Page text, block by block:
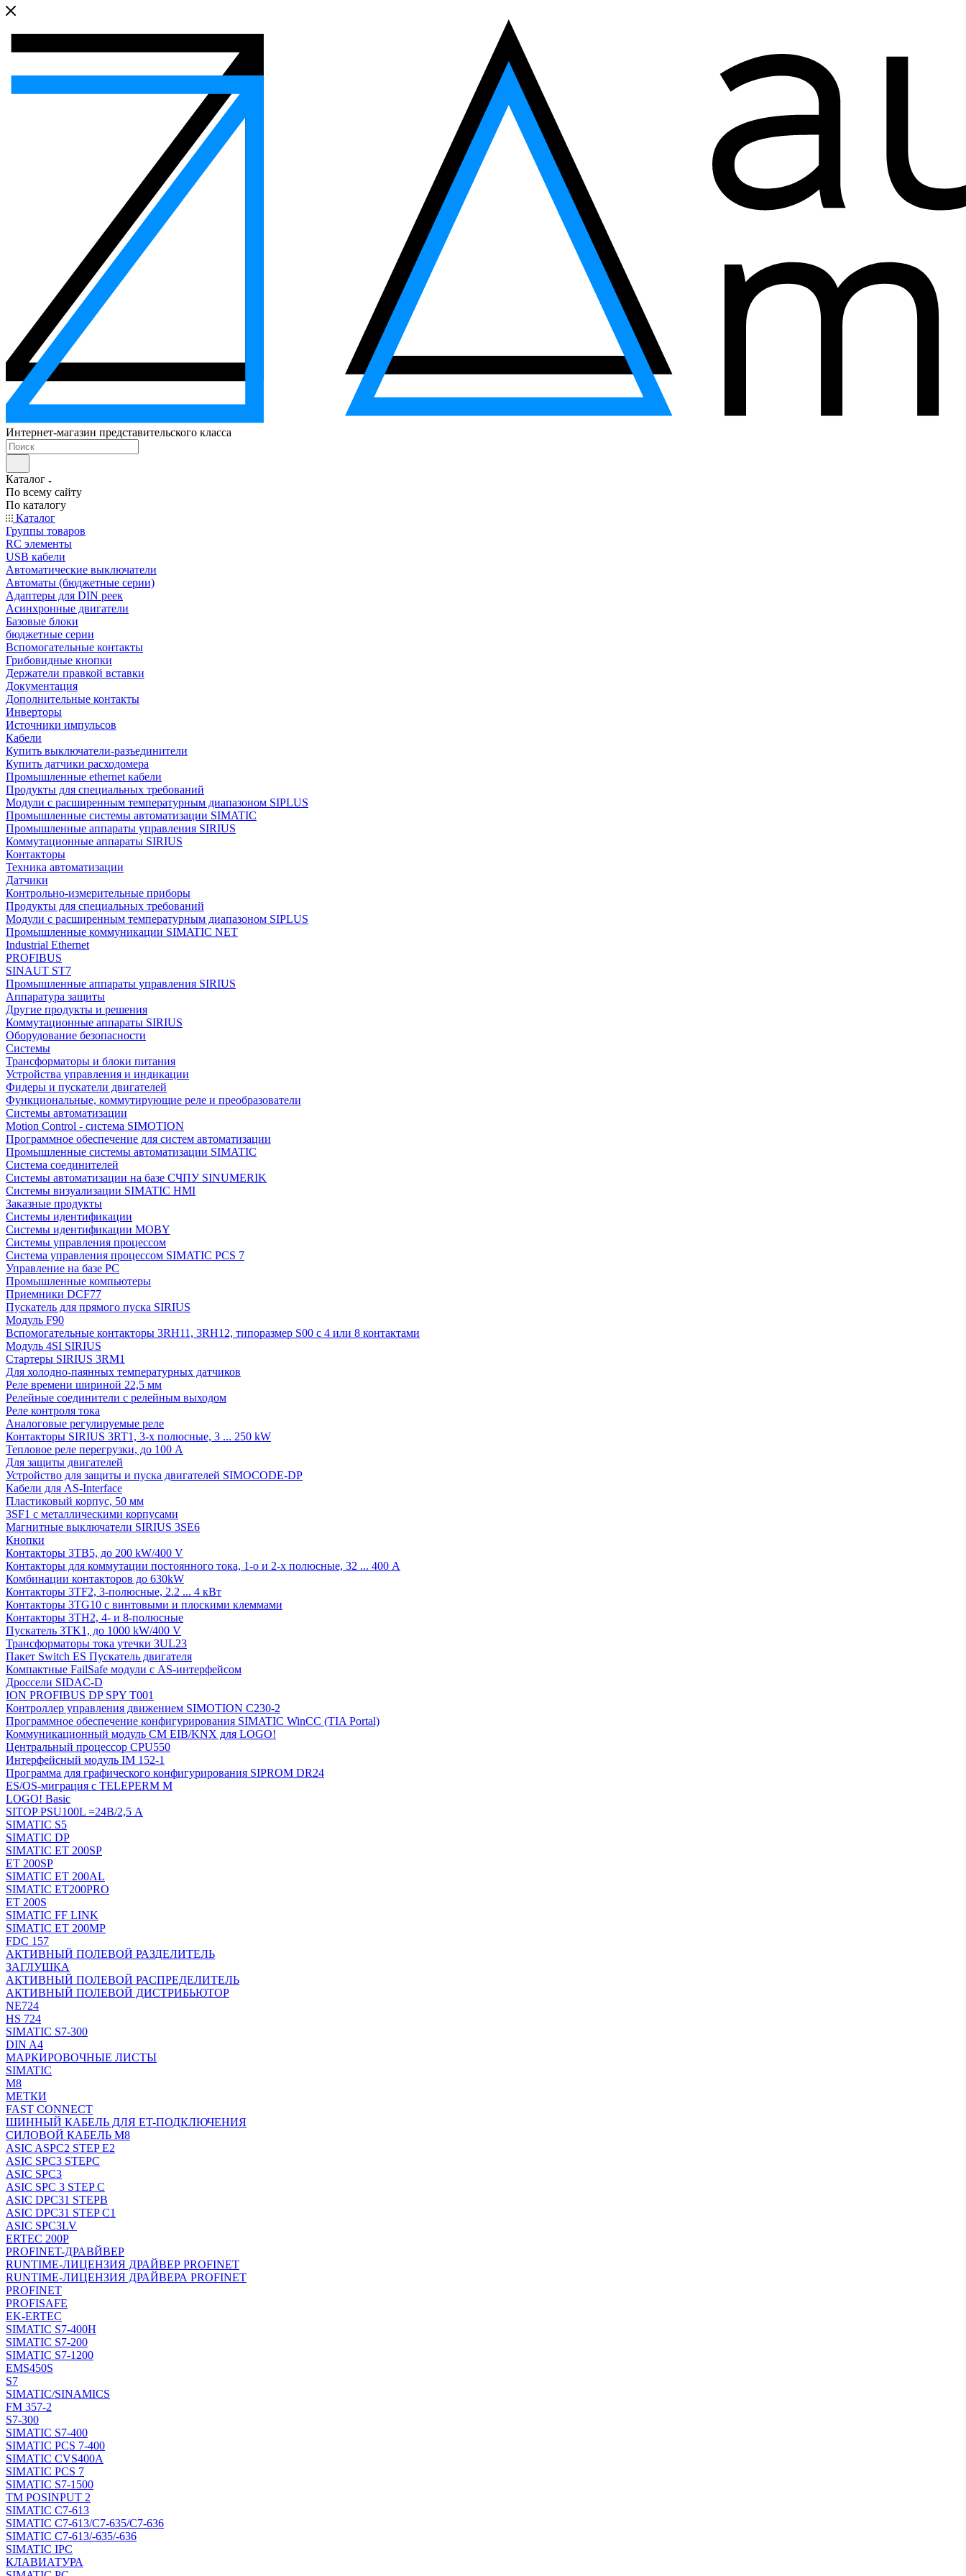
Интернет-магазин представительского класса
Каталог
По всему сайту
По каталогу
Каталог
Группы товаров
RC элементы
USB кабели
Автоматические выключатели
Автоматы (бюджетные серии)
Адаптеры для DIN реек
Асинхронные двигатели
Базовые блоки
бюджетные серии
Вспомогательные контакты
Грибовидные кнопки
Держатели правкой вставки
Документация
Дополнительные контакты
Инверторы
Источники импульсов
Кабели
Купить выключатели-разъединители
Купить датчики расходомера
Промышленные ethernet кабели
Продукты для специальных требований
Модули с расширенным температурным диапазоном SIPLUS
Промышленные системы автоматизации SIMATIC
Промышленные аппараты управления SIRIUS
Коммутационные аппараты SIRIUS
Контакторы
Техника автоматизации
Датчики
Контрольно-измерительные приборы
Продукты для специальных требований
Модули с расширенным температурным диапазоном SIPLUS
Промышленные коммуникации SIMATIC NET
Industrial Ethernet
PROFIBUS
SINAUT ST7
Промышленные аппараты управления SIRIUS
Аппаратура защиты
Другие продукты и решения
Коммутационные аппараты SIRIUS
Оборудование безопасности
Системы
Трансформаторы и блоки питания
Устройства управления и индикации
Фидеры и пускатели двигателей
Функциональные, коммутирующие реле и преобразователи
Системы автоматизации
Motion Control - система SIMOTION
Программное обеспечение для систем автоматизации
Промышленные системы автоматизации SIMATIC
Система соединителей
Системы автоматизации на базе СЧПУ SINUMERIK
Системы визуализации SIMATIC HMI
Заказные продукты
Системы идентификации
Системы идентификации MOBY
Системы управления процессом
Система управления процессом SIMATIC PCS 7
Управление на базе РС
Промышленные компьютеры
Приемники DCF77
Пускатель для прямого пуска SIRIUS
Модуль F90
Вспомогательные контакторы 3RH11, 3RH12, типоразмер S00 с 4 или 8 контактами
Модуль 4SI SIRIUS
Стартеры SIRIUS 3RM1
Для холодно-паянных температурных датчиков
Реле времени шириной 22,5 мм
Релейные соединители с релейным выходом
Реле контроля тока
Аналоговые регулируемые реле
Контакторы SIRIUS 3RT1, 3-х полюсные, 3 ... 250 kW
Тепловое реле перегрузки, до 100 A
Для защиты двигателей
Устройство для защиты и пуска двигателей SIMOCODE-DP
Кабели для AS-Interface
Пластиковый корпус, 50 мм
3SF1 с металлическими корпусами
Магнитные выключатели SIRIUS 3SE6
Кнопки
Контакторы 3TB5, до 200 kW/400 V
Контакторы для коммутации постоянного тока, 1-о и 2-х полюсные, 32 ... 400 A
Комбинации контакторов до 630kW
Контакторы 3TF2, 3-полюсные, 2.2 ... 4 кВт
Контакторы 3TG10 c винтовыми и плоскими клеммами
Контакторы 3TH2, 4- и 8-полюсные
Пускатель 3TK1, до 1000 kW/400 V
Трансформаторы тока утечки 3UL23
Пакет Switch ES Пускатель двигателя
Компактные FailSafe модули с AS-интерфейсом
Дроссели SIDAC-D
ION PROFIBUS DP SPY T001
Контроллер управления движением SIMOTION C230-2
Программное обеспечение конфигурирования SIMATIC WinCC (TIA Portal)
Коммуникационный модуль CM EIB/KNX для LOGO!
Центральный процессор CPU550
Интерфейсный модуль IM 152-1
Программа для графического конфигурирования SIPROM DR24
ES/OS-миграция с TELEPERM M
LOGO! Basic
SITOP PSU100L =24В/2,5 A
SIMATIC S5
SIMATIC DP
SIMATIC ET 200SP
ET 200SP
SIMATIC ET 200AL
SIMATIC ET200PRO
ET 200S
SIMATIC FF LINK
SIMATIC ET 200MP
FDC 157
АКТИВНЫЙ ПОЛЕВОЙ РАЗДЕЛИТЕЛЬ
ЗАГЛУШКА
АКТИВНЫЙ ПОЛЕВОЙ РАСПРЕДЕЛИТЕЛЬ
АКТИВНЫЙ ПОЛЕВОЙ ДИСТРИБЬЮТОР
NE724
HS 724
SIMATIC S7-300
DIN A4
МАРКИРОВОЧНЫЕ ЛИСТЫ
SIMATIC
M8
МЕТКИ
FAST CONNECT
ШИННЫЙ КАБЕЛЬ ДЛЯ ET-ПОДКЛЮЧЕНИЯ
СИЛОВОЙ КАБЕЛЬ M8
ASIC ASPC2 STEP E2
ASIC SPC3 STEPC
ASIC SPC3
ASIC SPC 3 STEP C
ASIC DPC31 STEPB
ASIC DPC31 STEP C1
ASIC SPC3LV
ERTEC 200P
PROFINET-ДРАВЙВЕР
RUNTIME-ЛИЦЕНЗИЯ ДРАЙВЕР PROFINET
RUNTIME-ЛИЦЕНЗИЯ ДРАЙВЕРА PROFINET
PROFINET
PROFISAFE
EK-ERTEC
SIMATIC S7-400H
SIMATIC S7-200
SIMATIC S7-1200
EMS450S
S7
SIMATIC/SINAMICS
FM 357-2
S7-300
SIMATIC S7-400
SIMATIC PCS 7-400
SIMATIC CVS400A
SIMATIC PCS 7
SIMATIC S7-1500
TM POSINPUT 2
SIMATIC C7-613
SIMATIC C7-613/C7-635/C7-636
SIMATIC C7-613/-635/-636
SIMATIC IPC
КЛАВИАТУРА